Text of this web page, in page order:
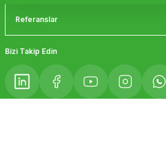
Referanslar
Bizi Takip Edin